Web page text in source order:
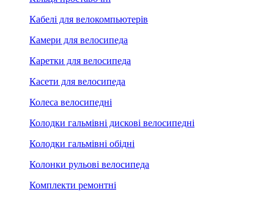
Кабелі для велокомпьютерів
Камери для велосипеда
Каретки для велосипеда
Касети для велосипеда
Колеса велосипедні
Колодки гальмівні дискові велосипедні
Колодки гальмівні обідні
Колонки рульові велосипеда
Комплекти ремонтні